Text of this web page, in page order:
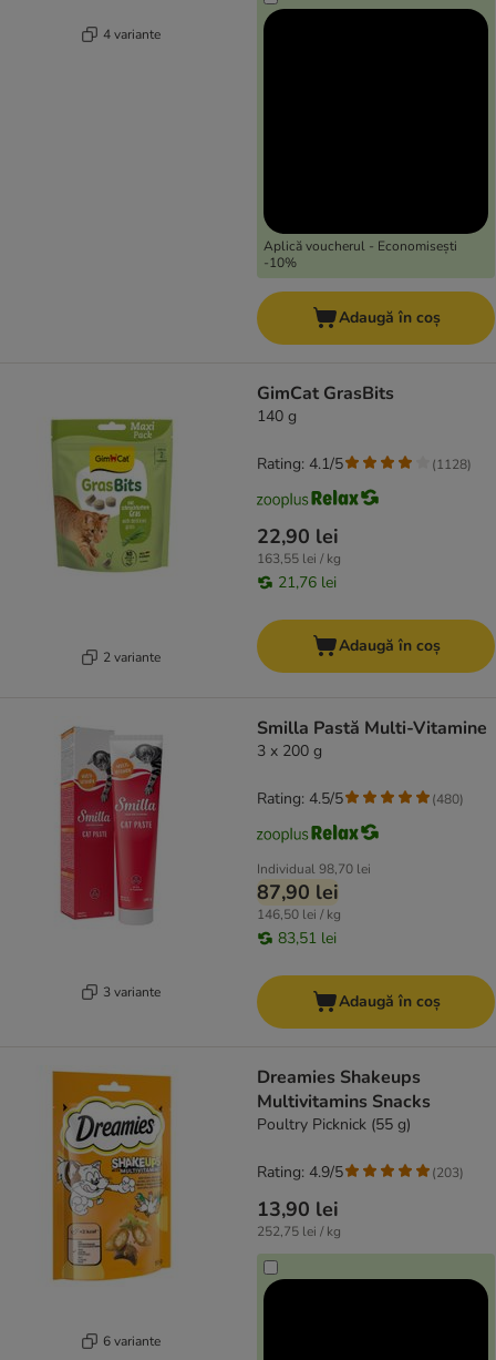
4 variante
Aplică voucherul - Economisești
-10%
Adaugă în coș
2 variante
GimCat GrasBits
140 g
22,90 lei
163,55 lei / kg
21,76 lei
Rating: 4.1/5 (1128)
Adaugă în coș
3 variante
Smilla Pastă Multi-Vitamine
3 x 200 g
Individual98,70 lei
87,90 lei
146,50 lei / kg
83,51 lei
Rating: 4.5/5 (480)
Adaugă în coș
6 variante
Dreamies Shakeups
Multivitamins Snacks
Poultry Picknick (55 g)
13,90 lei
252,75 lei / kg
Rating: 4.9/5 (203)